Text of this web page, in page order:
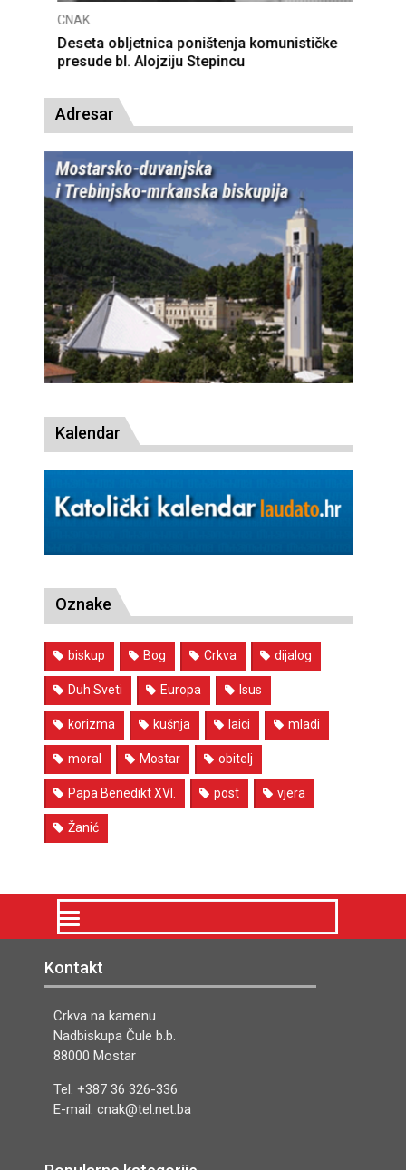
CNAK
Deseta obljetnica poništenja komunističke
presude bl. Alojziju Stepincu
Adresar
Kalendar
Oznake
biskup Bog Crkva dijalog
Duh Sveti Europa Isus
korizma kušnja laici mladi
moral Mostar obitelj
Papa Benedikt XVI. post vjera
Žanić
Kontakt
Crkva na kamenu
Nadbiskupa Čule b.b.
88000 Mostar
Tel. +387 36 326-336
E-mail: cnak@tel.net.ba